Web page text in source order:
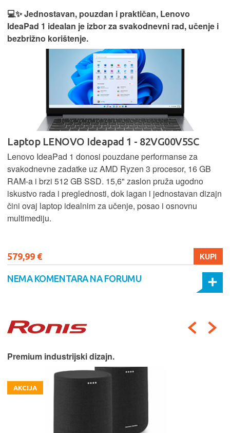
💻✨ Jednostavan, pouzdan i praktičan, Lenovo
IdeaPad 1 idealan je izbor za svakodnevni rad, učenje i
bezbrižno korištenje.
Laptop LENOVO Ideapad 1 - 82VG00V5SC
Lenovo IdeaPad 1 donosi pouzdane performanse za
svakodnevne zadatke uz AMD Ryzen 3 procesor, 16 GB
RAM-a i brzi 512 GB SSD. 15,6" zaslon pruža ugodno
iskustvo rada i preglednosti, dok lagan i jednostavan dizajn
čini ovaj laptop idealnim za učenje, posao i osnovnu
multimediju.
579,99 € KUPI
NEMA KOMENTARA NA FORUMU
Premium industrijski dizajn.
AKCIJA